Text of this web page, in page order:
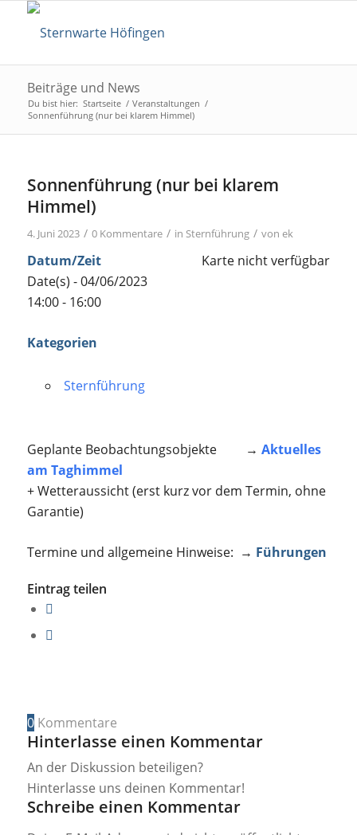
Beiträge und News
Du bist hier: Startseite / Veranstaltungen /
Sonnenführung (nur bei klarem Himmel)
Sonnenführung (nur bei klarem
Himmel)
4. Juni 2023 / 0 Kommentare / in Sternführung / von ek
Karte nicht verfügbar
Datum/Zeit
Date(s) - 04/06/2023
14:00 - 16:00
Kategorien
Sternführung
Geplante Beobachtungsobjekte → Aktuelles
am Taghimmel
+ Wetteraussicht (erst kurz vor dem Termin, ohne
Garantie)
Termine und allgemeine Hinweise: → Führungen
Eintrag teilen
0 Kommentare
Hinterlasse einen Kommentar
An der Diskussion beteiligen?
Hinterlasse uns deinen Kommentar!
Schreibe einen Kommentar